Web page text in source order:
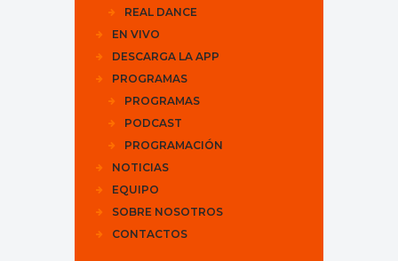
REAL DANCE
EN VIVO
DESCARGA LA APP
PROGRAMAS
PROGRAMAS
PODCAST
PROGRAMACIÓN
NOTICIAS
EQUIPO
SOBRE NOSOTROS
CONTACTOS